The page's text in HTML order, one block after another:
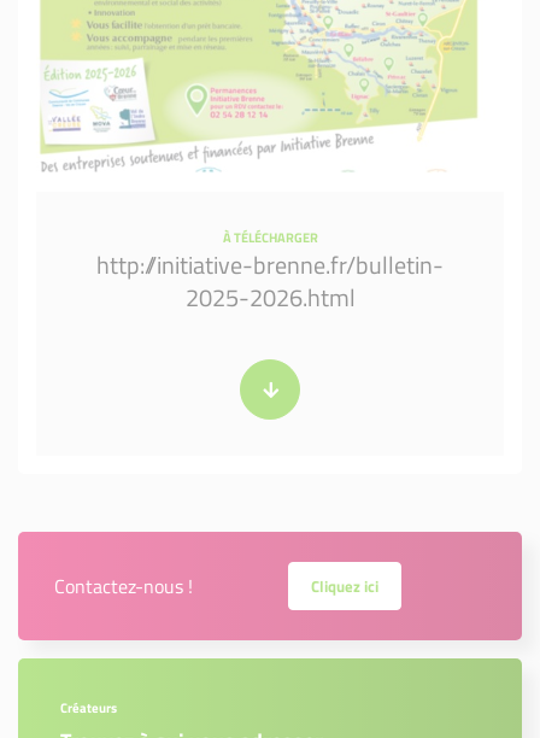
À TÉLÉCHARGER
http://initiative-brenne.fr/bulletin-
2025-2026.html
Contactez-nous ! Cliquez ici
Créateurs